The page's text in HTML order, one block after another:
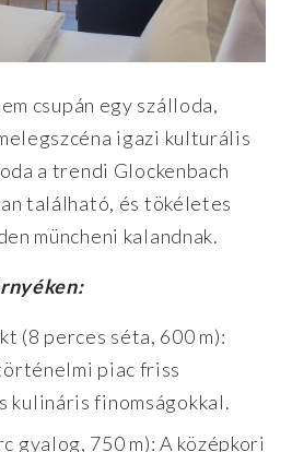
csupán egy szálloda,
igazi kulturális
a trendi Glockenbach
található, és tökéletes
müncheni kalandnak.
(8 perces séta, 600 m):
piac friss
kulináris finomságokkal.
gyalog, 750 m): A középkori